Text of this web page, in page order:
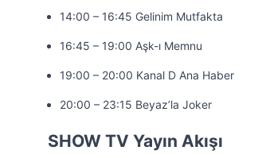
14:00 – 16:45 Gelinim Mutfakta
16:45 – 19:00 Aşk-ı Memnu
19:00 – 20:00 Kanal D Ana Haber
20:00 – 23:15 Beyaz’la Joker
SHOW TV Yayın Akışı